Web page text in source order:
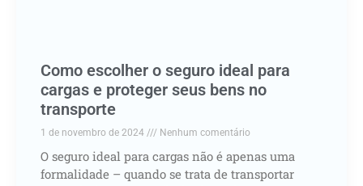
Como escolher o seguro ideal para
cargas e proteger seus bens no
transporte
1 de novembro de 2024 Nenhum comentário
O seguro ideal para cargas não é apenas uma
formalidade – quando se trata de transportar